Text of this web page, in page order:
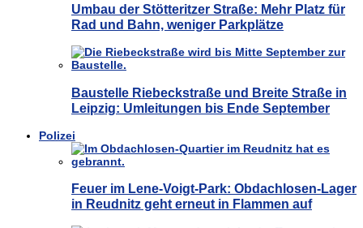
Umbau der Stötteritzer Straße: Mehr Platz für
Rad und Bahn, weniger Parkplätze
Baustelle Riebeckstraße und Breite Straße in
Leipzig: Umleitungen bis Ende September
Polizei
Feuer im Lene-Voigt-Park: Obdachlosen-Lager
in Reudnitz geht erneut in Flammen auf